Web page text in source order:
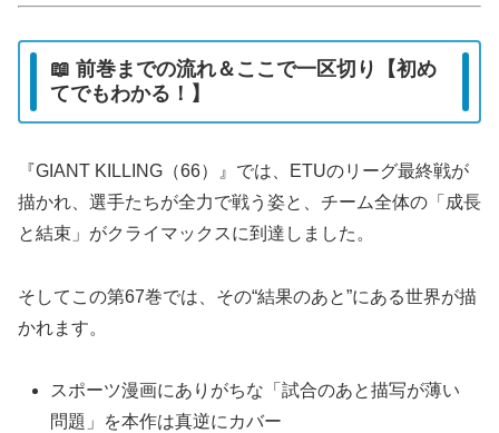
📖 前巻までの流れ＆ここで一区切り【初め
てでもわかる！】
『GIANT KILLING（66）』では、ETUのリーグ最終戦が
描かれ、選手たちが全力で戦う姿と、チーム全体の「成長
と結束」がクライマックスに到達しました。
そしてこの第67巻では、その“結果のあと”にある世界が描
かれます。
スポーツ漫画にありがちな「試合のあと描写が薄い
問題」を本作は真逆にカバー